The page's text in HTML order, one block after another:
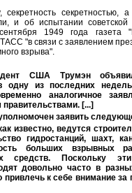
секретность секретностью,
и об испытании
1949 года газета
"в связи с заявлением
взрыва".
США Трумэн
одну из последних
аналогичное
[...]
заявить
известно, ведутся
гидростанций, шахт,
больших взрывных
средств. Поскольку
довольно часто в
привлечь к себе внимание за